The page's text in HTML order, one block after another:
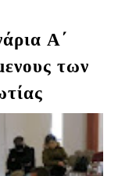
Α΄
των